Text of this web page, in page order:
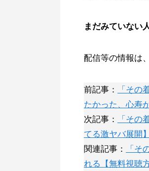
まだみていない
配信等の情報は
前記事：
「その
たかった、心寿
次記事：
「その
てる激ヤバ展開】
関連記事：
「そ
れる【無料視聴